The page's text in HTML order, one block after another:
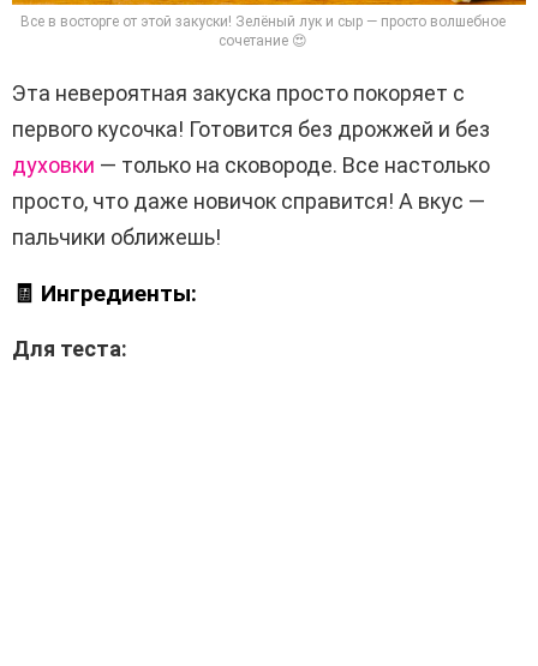
Все в восторге от этой закуски! Зелёный лук и сыр — просто волшебное
сочетание 😍
Эта невероятная закуска просто покоряет с
первого кусочка! Готовится без дрожжей и без
духовки — только на сковороде. Все настолько
просто, что даже новичок справится! А вкус —
пальчики оближешь!
🧾 Ингредиенты:
Для теста: